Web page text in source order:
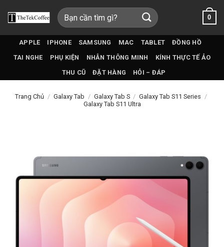
qua
Tìm
kiếm:
0
APPLE IPHONE SAMSUNG MAC TABLET
ĐỒNG HỒ
TAI NGHE
PHỤ KIỆN NHẪN THÔNG MINH
KÍNH THỰC TẾ ẢO
THU CŨ
ĐẶT HÀNG HỎI – ĐÁP
Trang Chủ / Galaxy Tab / Galaxy Tab S / Galaxy Tab S11 Series /
Galaxy Tab S11 Ultra